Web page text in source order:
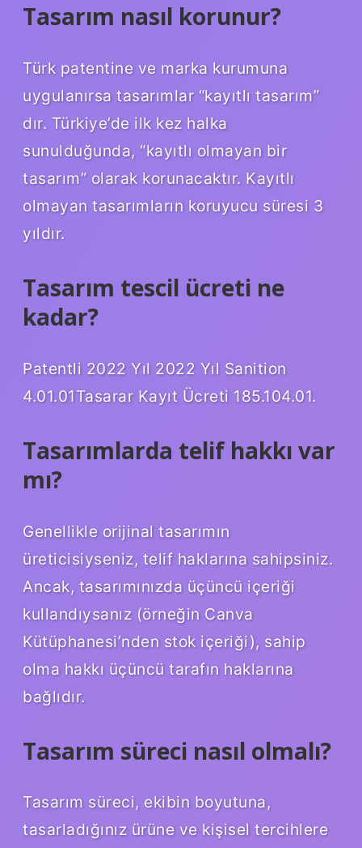
Tasarım nasıl korunur?
Türk patentine ve marka kurumuna
uygulanırsa tasarımlar “kayıtlı tasarım”
dır. Türkiye’de ilk kez halka
sunulduğunda, “kayıtlı olmayan bir
tasarım” olarak korunacaktır. Kayıtlı
olmayan tasarımların koruyucu süresi 3
yıldır.
Tasarım tescil ücreti ne
kadar?
Patentli 2022 Yıl 2022 Yıl Sanition
4.01.01Tasarar Kayıt Ücreti 185.104.01.
Tasarımlarda telif hakkı var
mı?
Genellikle orijinal tasarımın
üreticisiyseniz, telif haklarına sahipsiniz.
Ancak, tasarımınızda üçüncü içeriği
kullandıysanız (örneğin Canva
Kütüphanesi’nden stok içeriği), sahip
olma hakkı üçüncü tarafın haklarına
bağlıdır.
Tasarım süreci nasıl olmalı?
Tasarım süreci, ekibin boyutuna,
tasarladığınız ürüne ve kişisel tercihlere